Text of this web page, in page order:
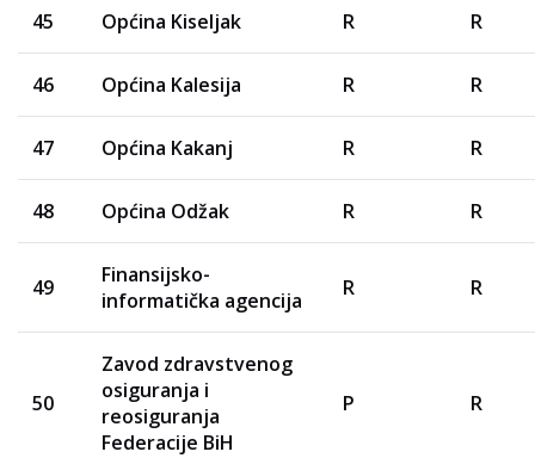
45 Općina Kiseljak R R
46 Općina Kalesija R R
47 Općina Kakanj R R
48 Općina Odžak R R
49
Finansijsko-
informatička agencija
R R
50
Zavod zdravstvenog
osiguranja i
reosiguranja
Federacije BiH
P R